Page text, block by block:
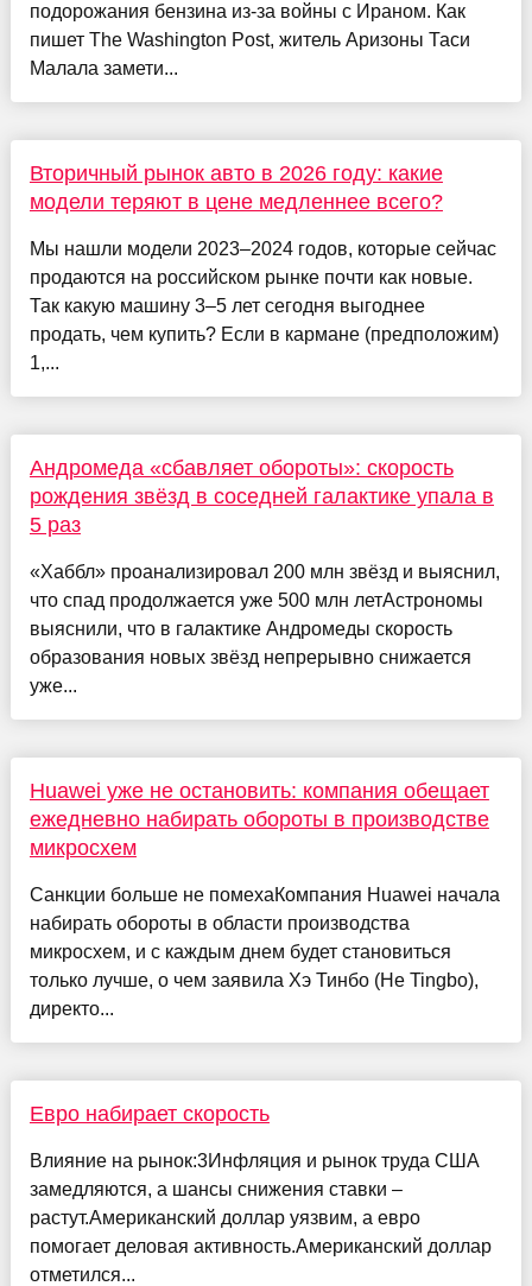
подорожания бензина из-за войны с Ираном. Как
пишет The Washington Post, житель Аризоны Таси
Малала замети...
Вторичный рынок авто в 2026 году: какие
модели теряют в цене медленнее всего?
Мы нашли модели 2023–2024 годов, которые сейчас
продаются на российском рынке почти как новые.
Так какую машину 3–5 лет сегодня выгоднее
продать, чем купить? Если в кармане (предположим)
1,...
Андромеда «сбавляет обороты»: скорость
рождения звёзд в соседней галактике упала в
5 раз
«Хаббл» проанализировал 200 млн звёзд и выяснил,
что спад продолжается уже 500 млн летАстрономы
выяснили, что в галактике Андромеды скорость
образования новых звёзд непрерывно снижается
уже...
Huawei уже не остановить: компания обещает
ежедневно набирать обороты в производстве
микросхем
Санкции больше не помехаКомпания Huawei начала
набирать обороты в области производства
микросхем, и с каждым днем будет становиться
только лучше, о чем заявила Хэ Тинбо (He Tingbo),
директо...
Евро набирает скорость
Влияние на рынок:3Инфляция и рынок труда США
замедляются, а шансы снижения ставки –
растут.Американский доллар уязвим, а евро
помогает деловая активность.Американский доллар
отметился...